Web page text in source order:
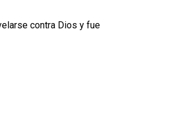
contra Dios y fue